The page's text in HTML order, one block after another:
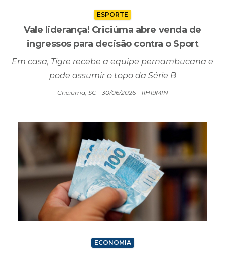
ESPORTE
Vale liderança! Criciúma abre venda de
ingressos para decisão contra o Sport
Em casa, Tigre recebe a equipe pernambucana e
Criciúma, SC - 30/06/2026 - 11H19MIN